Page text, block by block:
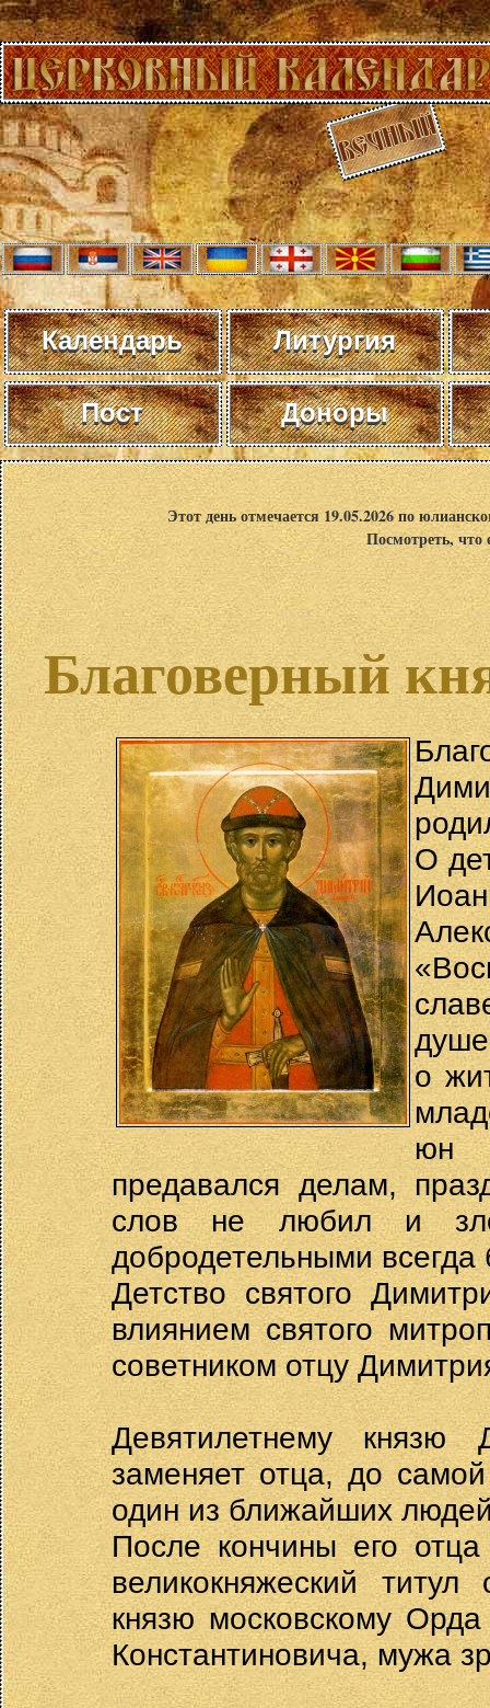
Календарь Литургия
Пост Доноры
Этот день отмечается 19.05.2026 по
Посмотреть,
Благоверный
О
о
юн
предавался делам,
слов не любил и
добродетельными всегда
Детство святого
влиянием святого
советником отцу
Девятилетнему
заменяет отца, до
один из ближайших
После кончины его
великокняжеский
князю московскому
Константиновича, мужа